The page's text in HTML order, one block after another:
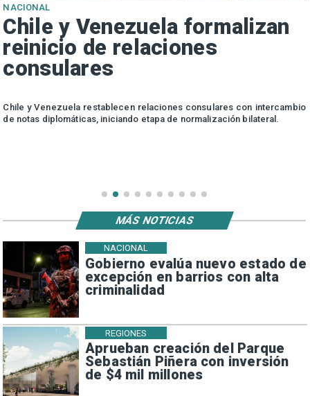
NACIONAL
Chile y Venezuela formalizan
reinicio de relaciones
consulares
Chile y Venezuela restablecen relaciones consulares con intercambio
de notas diplomáticas, iniciando etapa de normalización bilateral.
Gobierno evalúa nuevo estado de
excepción en barrios con alta
criminalidad
NACIONAL
Aprueban creación del Parque
Sebastián Piñera con inversión
de $4 mil millones
REGIONES
MÁS NOTICIAS